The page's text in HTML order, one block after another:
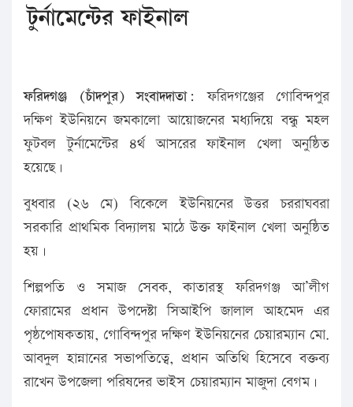
টুর্নামেন্টের ফাইনাল
ফরিদগঞ্জ (চাঁদপুর) সংবাদদাতা: ফরিদগঞ্জের গোবিন্দপুর
দক্ষিণ ইউনিয়নে জমকালো আয়োজনের মধ্যদিয়ে বন্ধু মহল
ফুটবল টুর্নামেন্টের ৪র্থ আসরের ফাইনাল খেলা অনুষ্ঠিত
হয়েছে।
বুধবার (২৬ মে) বিকেলে ইউনিয়নের উত্তর চররাঘবরা
সরকারি প্রাথমিক বিদ্যালয় মাঠে উক্ত ফাইনাল খেলা অনুষ্ঠিত
হয়।
শিল্পপতি ও সমাজ সেবক, কাতারস্থ ফরিদগঞ্জ আ’লীগ
ফোরামের প্রধান উপদেষ্টা সিআইপি জালাল আহমেদ এর
পৃষ্ঠপোষকতায়, গোবিন্দপুর দক্ষিণ ইউনিয়নের চেয়ারম্যান মো.
আবদুল হান্নানের সভাপতিত্বে, প্রধান অতিথি হিসেবে বক্তব্য
রাখেন উপজেলা পরিষদের ভাইস চেয়ারম্যান মাজুদা বেগম।